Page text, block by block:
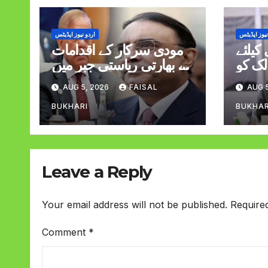
اردو نیوز اپڈیٹس
مودی سرکار کے اقدامات
نے بھارتی ریاستی جبر میں
اضافہ کیا صدر وزیراعظم
AUG 5, 2026 FAISAL
BUKHARI
اپڈیٹس
کو
کرنا
ڈارAUG
Leave a Reply
Your email address will not be published.
Comment *